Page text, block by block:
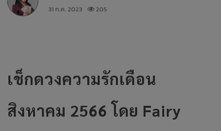
31 ก.ค. 2023
205
เช็กดวงความรักเดือน
สิงหาคม 2566 โดย Fairy